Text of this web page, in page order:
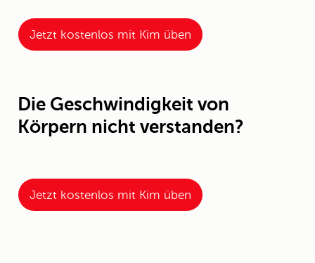
Jetzt kostenlos mit Kim üben
Die Geschwindigkeit von
Körpern nicht verstanden?
Jetzt kostenlos mit Kim üben